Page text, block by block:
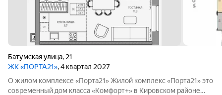
Батумская улица, 21
ЖК «ПОРТА21», 4 квартал 2027
О жилом комплексе «Порта21» Жилой комплекс «Порта21» это
современный дом класса «Комфорт+» в Кировском районе